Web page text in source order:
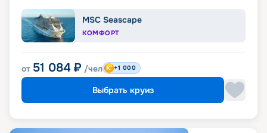
MSC Seascape
КОМФОРТ
от 51 084 ₽ /чел +1 000
Выбрать круиз